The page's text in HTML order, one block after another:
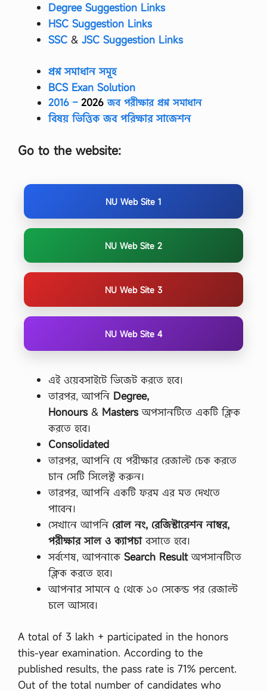
Degree Suggestion Links
HSC Suggestion Links
SSC ‍& JSC Suggestion Links
প্রশ্ন সমাধান সমূহ
BCS Exan Solution
2016 – 2026 জব পরীক্ষার প্রশ্ন সমাধান
বিষয় ভিত্তিক জব পরিক্ষার সাজেশন
Go to the website:
NU Web Site 1
NU Web Site 2
NU Web Site 3
NU Web Site 4
এই ওয়েবসাইটে ভিজেট করতে হবে।
তারপর, আপনি Degree,
Honours& Mastersঅপসানটিতে একটি ক্লিক
করতে হবে।
Consolidated
তারপর, আপনি যে পরীক্ষার রেজাল্ট চেক করতে
চান সেটি সিলেক্ট করুন।
তারপর, আপনি একটি ফরম এর মত দেখতে
পাবেন।
সেখানে আপনি রোল নং, রেজিস্টারেশন নাম্বর,
পরীক্ষার সাল ও ক্যাপচাবসাতে হবে।
সর্বশেষ, আপনাকে Search Resultঅপসানটিতে
ক্লিক করতে হবে।
আপনার সামনে ৫ থেকে ১০ সেকেন্ড পর রেজাল্ট
চলে আসবে।
A total of 3 lakh + participated in the honors
this-year examination. According to the
published results, the pass rate is 71% percent.
Out of the total number of candidates who